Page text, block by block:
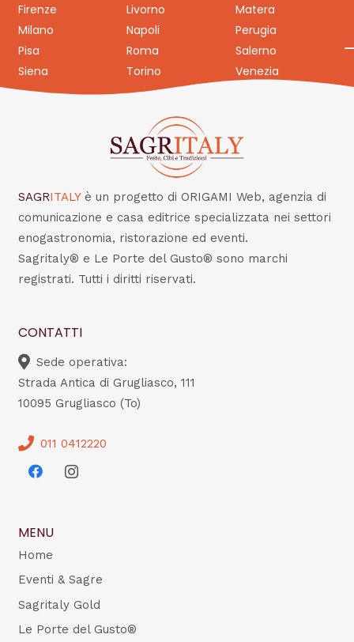
Firenze
Livorno
Matera
Milano
Napoli
Perugia
Pisa
Roma
Salerno
Siena
Torino Venezia
SAGRITALY è un progetto di ORIGAMI Web, agenzia di
comunicazione e casa editrice specializzata nei settori
enogastronomia, ristorazione ed eventi.
Sagritaly® e Le Porte del Gusto® sono marchi
registrati. Tutti i diritti riservati.
CONTATTI
Sede operativa:
Strada Antica di Grugliasco, 111
10095 Grugliasco (To)
011 0412220
MENU
Home
Eventi & Sagre
Sagritaly Gold
Le Porte del Gusto®